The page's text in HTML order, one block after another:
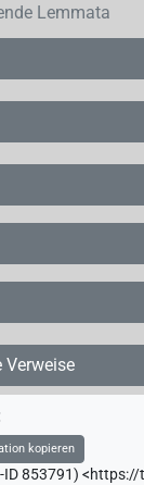
Lemmata
Verweise
kopieren
ID 853791)